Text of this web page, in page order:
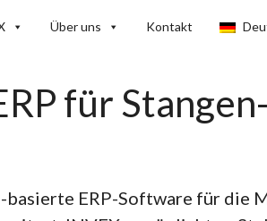
Über uns Kontakt
für
basierte ERP-Software für die